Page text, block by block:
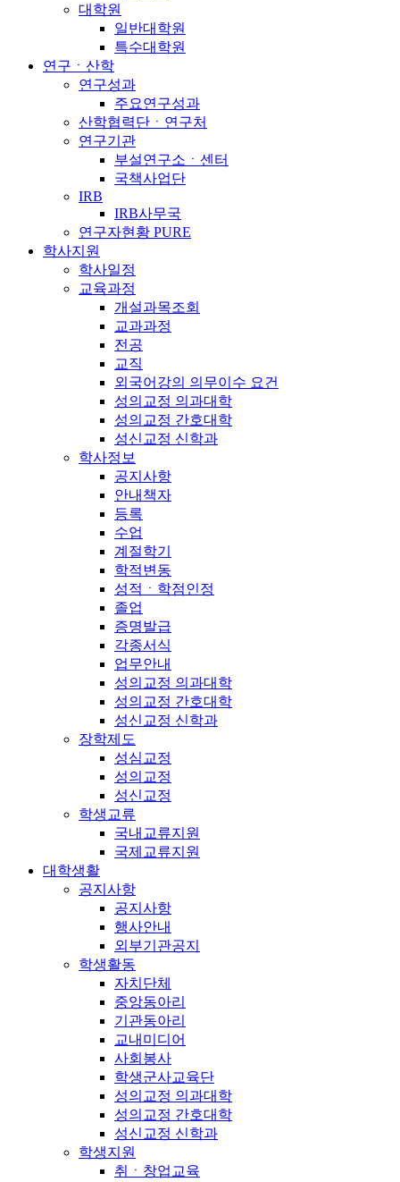
대학원
일반대학원
특수대학원
연구ㆍ산학
연구성과
주요연구성과
산학협력단ㆍ연구처
연구기관
부설연구소ㆍ센터
국책사업단
IRB
IRB사무국
연구자현황 PURE
학사지원
학사일정
교육과정
개설과목조회
교과과정
전공
교직
외국어강의 의무이수 요건
성의교정 의과대학
성의교정 간호대학
성신교정 신학과
학사정보
공지사항
안내책자
등록
수업
계절학기
학적변동
성적ㆍ학점인정
졸업
증명발급
각종서식
업무안내
성의교정 의과대학
성의교정 간호대학
성신교정 신학과
장학제도
성심교정
성의교정
성신교정
학생교류
국내교류지원
국제교류지원
대학생활
공지사항
공지사항
행사안내
외부기관공지
학생활동
자치단체
중앙동아리
기관동아리
교내미디어
사회봉사
학생군사교육단
성의교정 의과대학
성의교정 간호대학
성신교정 신학과
학생지원
취ㆍ창업교육